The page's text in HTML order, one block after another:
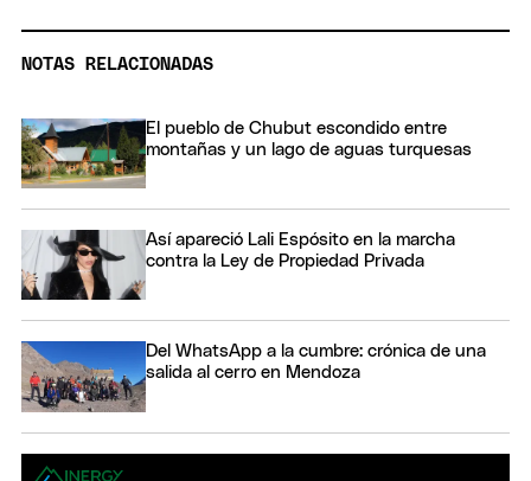
NOTAS RELACIONADAS
El pueblo de Chubut escondido entre
montañas y un lago de aguas turquesas
Así apareció Lali Espósito en la marcha
contra la Ley de Propiedad Privada
Del WhatsApp a la cumbre: crónica de una
salida al cerro en Mendoza